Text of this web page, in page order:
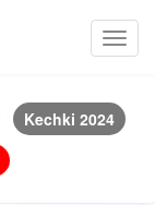
Kechki 2024